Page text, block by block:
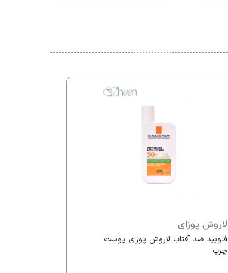
لاروش پوزای
فلویید ضد آفتاب لاروش پوزای پوست
چرب